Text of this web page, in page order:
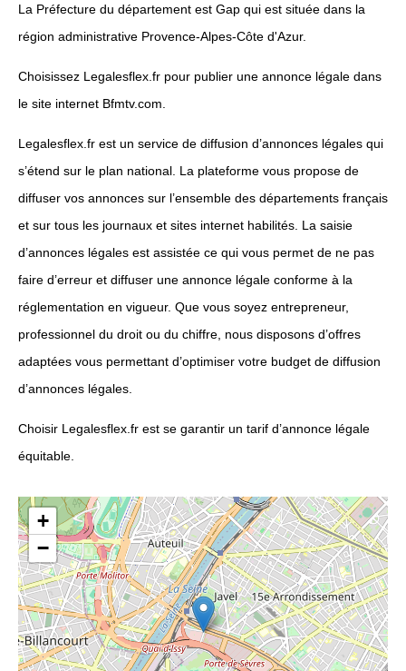
La Préfecture du département est Gap qui est située dans la
région administrative Provence-Alpes-Côte d'Azur.
Choisissez Legalesflex.fr pour publier une annonce légale dans
le site internet Bfmtv.com.
Legalesflex.fr est un service de diffusion d’annonces légales qui
s’étend sur le plan national. La plateforme vous propose de
diffuser vos annonces sur l’ensemble des départements français
et sur tous les journaux et sites internet habilités. La saisie
d’annonces légales est assistée ce qui vous permet de ne pas
faire d’erreur et diffuser une annonce légale conforme à la
réglementation en vigueur. Que vous soyez entrepreneur,
professionnel du droit ou du chiffre, nous disposons d’offres
adaptées vous permettant d’optimiser votre budget de diffusion
d’annonces légales.
Choisir Legalesflex.fr est se garantir un tarif d’annonce légale
équitable.
+
−